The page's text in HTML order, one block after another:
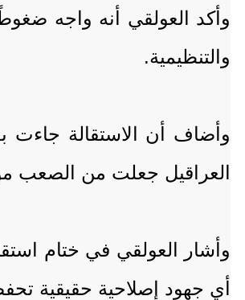
وأكد العولقي أنه واجه
والتنظيمية.
وأضاف أن الاستقالة جاءت
العراقيل جعلت من الصعب
وأشار العولقي في ختام
أي جهود إصلاحية حقيقية